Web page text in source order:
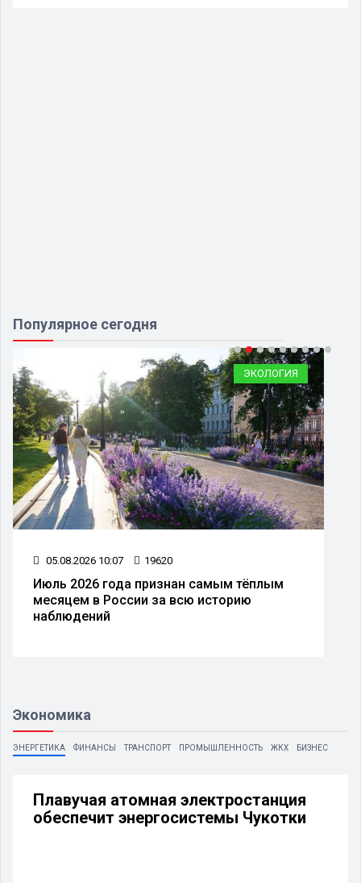
Популярное сегодня
ЭКОЛОГИЯ
05.08.2026 10:07 19620
Июль 2026 года признан самым тёплым
месяцем в России за всю историю
наблюдений
Экономика
ЭНЕРГЕТИКА ФИНАНСЫ ТРАНСПОРТ ПРОМЫШЛЕННОСТЬ ЖКХ БИЗНЕС
Плавучая атомная электростанция
обеспечит энергосистемы Чукотки